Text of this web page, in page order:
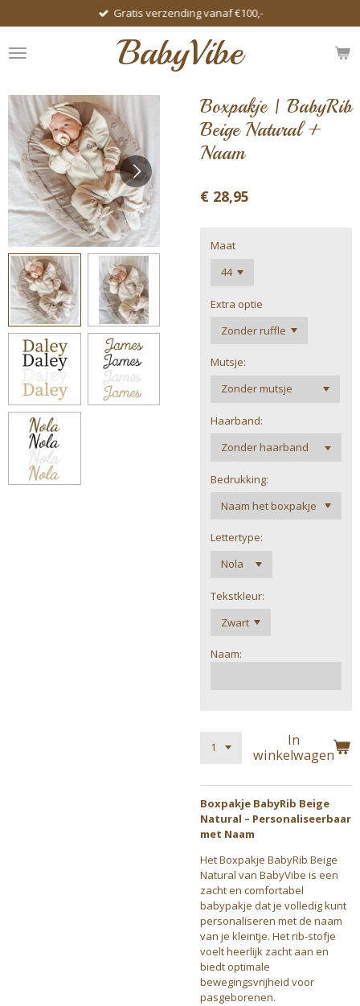
direct
naar
de
BabyVibe
Gratis verzending vanaf €100,-
Boxpakje | BabyRib
Beige Natural +
Naam
€ 28,95
Maat
Extra optie
Mutsje:
Haarband:
Bedrukking:
Lettertype:
Tekstkleur:
Naam:
In
winkelwagen
Boxpakje BabyRib Beige
Natural – Personaliseerbaar
met Naam
Het Boxpakje BabyRib Beige
Natural van BabyVibe is een
zacht en comfortabel
babypakje dat je volledig kunt
personaliseren met de naam
van je kleintje. Het rib-stofje
voelt heerlijk zacht aan en
biedt optimale
bewegingsvrijheid voor
pasgeborenen.